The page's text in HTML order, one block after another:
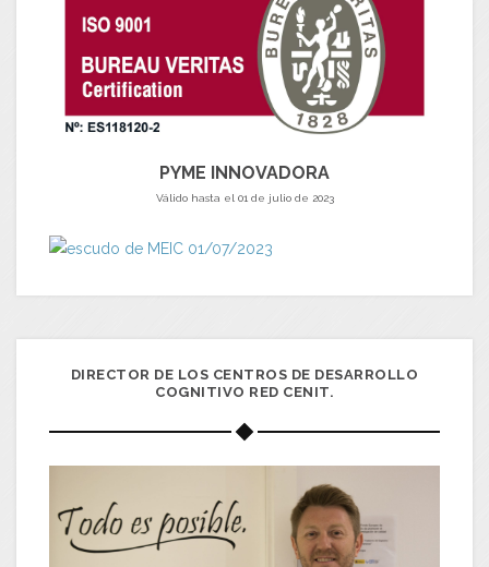
PYME INNOVADORA
Válido hasta el 01 de julio de 2023
DIRECTOR DE LOS CENTROS DE DESARROLLO
COGNITIVO RED CENIT.